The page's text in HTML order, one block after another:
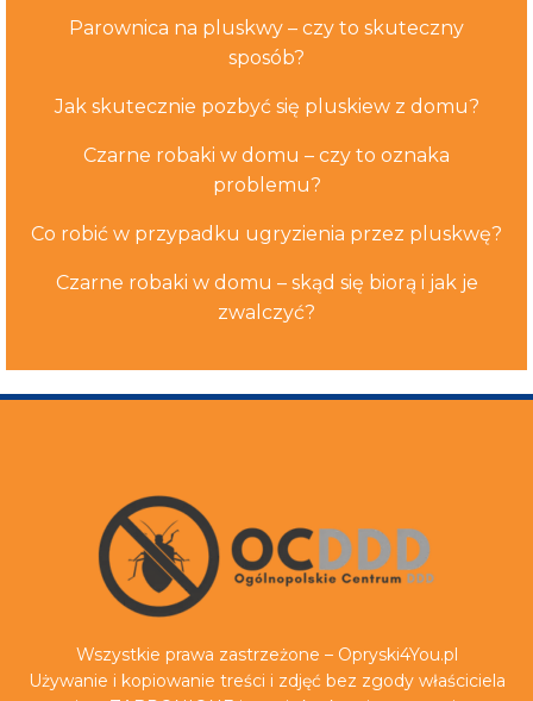
Parownica na pluskwy – czy to skuteczny
sposób?
Jak skutecznie pozbyć się pluskiew z domu?
Czarne robaki w domu – czy to oznaka
problemu?
Co robić w przypadku ugryzienia przez pluskwę?
Czarne robaki w domu – skąd się biorą i jak je
zwalczyć?
Wszystkie prawa zastrzeżone – Opryski4You.pl
Używanie i kopiowanie treści i zdjęć bez zgody właściciela